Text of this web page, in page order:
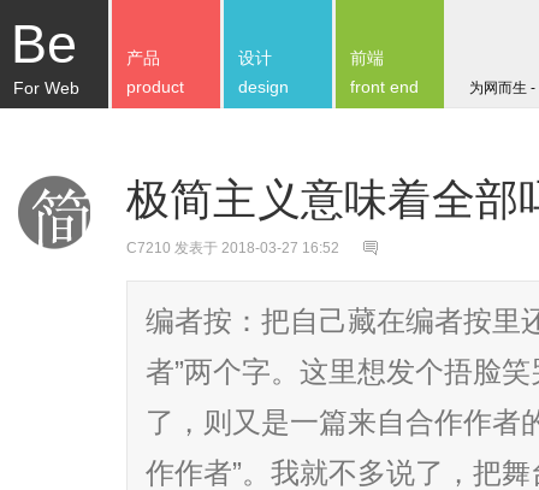
Be
For Web 为网而生
产品
product
设计
design
前端
front end
极简主义意味着全部
C7210 发表于 2018-03-27 16:52
编者按：把自己藏在编者按里
者”两个字。这里想发个捂脸
了，则又是一篇来自合作作者
作作者”。我就不多说了，把